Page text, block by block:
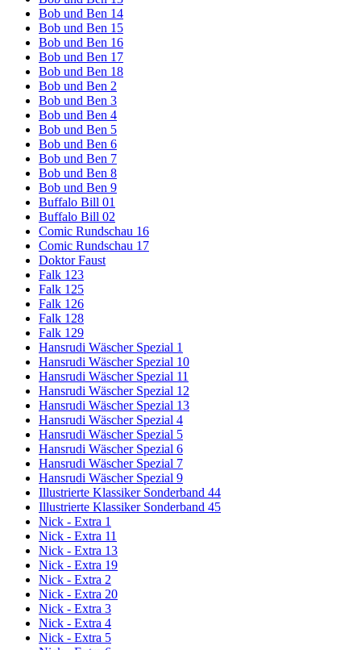
Bob und Ben 14
Bob und Ben 15
Bob und Ben 16
Bob und Ben 17
Bob und Ben 18
Bob und Ben 2
Bob und Ben 3
Bob und Ben 4
Bob und Ben 5
Bob und Ben 6
Bob und Ben 7
Bob und Ben 8
Bob und Ben 9
Buffalo Bill 01
Buffalo Bill 02
Comic Rundschau 16
Comic Rundschau 17
Doktor Faust
Falk 123
Falk 125
Falk 126
Falk 128
Falk 129
Hansrudi Wäscher Spezial 1
Hansrudi Wäscher Spezial 10
Hansrudi Wäscher Spezial 11
Hansrudi Wäscher Spezial 12
Hansrudi Wäscher Spezial 13
Hansrudi Wäscher Spezial 4
Hansrudi Wäscher Spezial 5
Hansrudi Wäscher Spezial 6
Hansrudi Wäscher Spezial 7
Hansrudi Wäscher Spezial 9
Illustrierte Klassiker Sonderband 44
Illustrierte Klassiker Sonderband 45
Nick - Extra 1
Nick - Extra 11
Nick - Extra 13
Nick - Extra 19
Nick - Extra 2
Nick - Extra 20
Nick - Extra 3
Nick - Extra 4
Nick - Extra 5